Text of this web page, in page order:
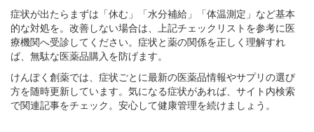
症状が出たらまずは「休む」「水分補給」「体温測定」など基本
的な対処を。改善しない場合は、上記チェックリストを参考に医
療機関へ受診してください。症状と薬の関係を正しく理解すれ
ば、無駄な医薬品購入を防げます。
けんぽく創薬では、症状ごとに最新の医薬品情報やサプリの選び
方を随時更新しています。気になる症状があれば、サイト内検索
で関連記事をチェック。安心して健康管理を続けましょう。